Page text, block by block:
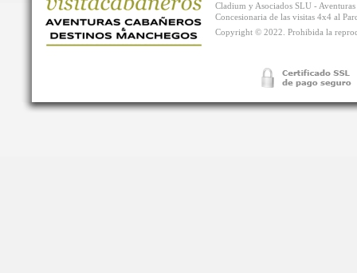
Cladium y Asociados SLU -
Concesionaria de las visitas 4x4 al
Copyright © 2022. Prohibida la